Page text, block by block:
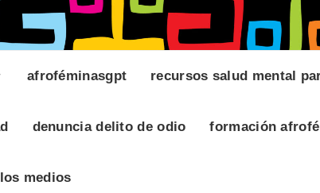
afroféminasgpt recursos salud mental
denuncia delito de odio formación
medios